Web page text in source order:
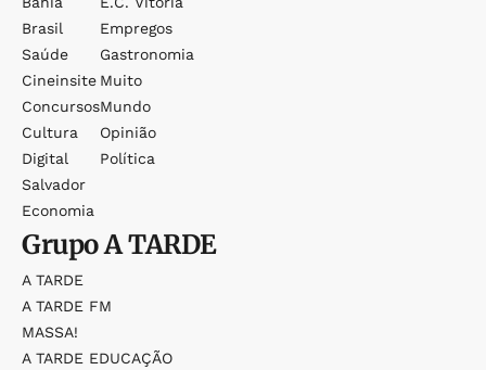
Brasil
Saúde
Cineinsite
Concursos
Cultura
Digital
Salvador
Economia
Empregos
Gastronomia
Muito
Mundo
Opinião
Política
GrupoA TARDE
A TARDE
A TARDE FM
MASSA!
A TARDE EDUCAÇÃO